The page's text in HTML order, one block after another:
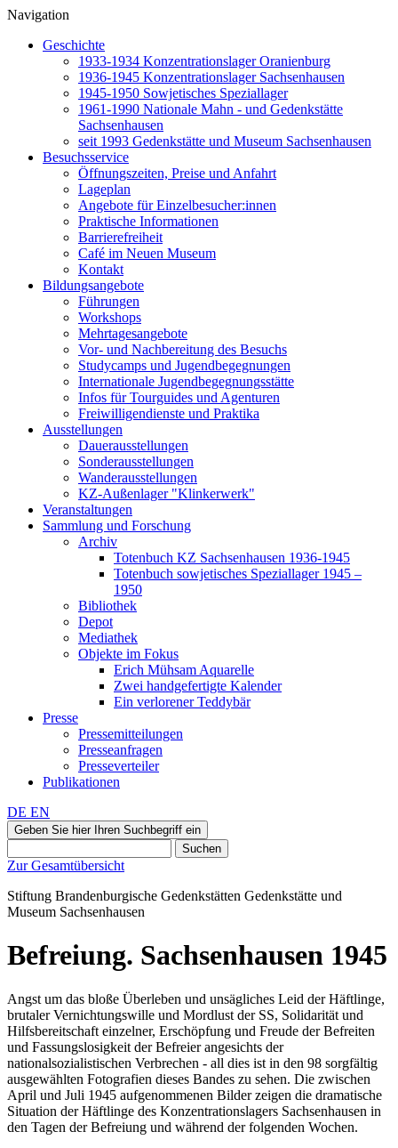
Navigation
Geschichte
1933-1934 Konzentrationslager Oranienburg
1936-1945 Konzentrationslager Sachsenhausen
1945-1950 Sowjetisches Speziallager
1961-1990 Nationale Mahn - und Gedenkstätte
Sachsenhausen
seit 1993 Gedenkstätte und Museum Sachsenhausen
Besuchsservice
Öffnungszeiten, Preise und Anfahrt
Lageplan
Angebote für Einzelbesucher:innen
Praktische Informationen
Barrierefreiheit
Café im Neuen Museum
Kontakt
Bildungsangebote
Führungen
Workshops
Mehrtagesangebote
Vor- und Nachbereitung des Besuchs
Studycamps und Jugendbegegnungen
Internationale Jugendbegegnungsstätte
Infos für Tourguides und Agenturen
Freiwilligendienste und Praktika
Ausstellungen
Dauerausstellungen
Sonderausstellungen
Wanderausstellungen
KZ-Außenlager "Klinkerwerk"
Veranstaltungen
Sammlung und Forschung
Archiv
Totenbuch KZ Sachsenhausen 1936-1945
Totenbuch sowjetisches Speziallager 1945 –
1950
Bibliothek
Depot
Mediathek
Objekte im Fokus
Erich Mühsam Aquarelle
Zwei handgefertigte Kalender
Ein verlorener Teddybär
Presse
Pressemitteilungen
Presseanfragen
Presseverteiler
Publikationen
DE EN
Geben Sie hier Ihren Suchbegriff ein
Suchen
Zur Gesamtübersicht
Stiftung Brandenburgische Gedenkstätten Gedenkstätte und
Museum Sachsenhausen
Befreiung. Sachsenhausen 1945
Angst um das bloße Überleben und unsägliches Leid der Häftlinge,
brutaler Vernichtungswille und Mordlust der SS, Solidarität und
Hilfsbereitschaft einzelner, Erschöpfung und Freude der Befreiten
und Fassungslosigkeit der Befreier angesichts der
nationalsozialistischen Verbrechen - all dies ist in den 98 sorgfältig
ausgewählten Fotografien dieses Bandes zu sehen. Die zwischen
April und Juli 1945 aufgenommenen Bilder zeigen die dramatische
Situation der Häftlinge des Konzentrationslagers Sachsenhausen in
den Tagen der Befreiung und während der folgenden Wochen.